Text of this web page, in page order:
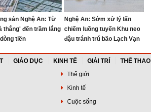
sản Nghệ An: Từ
thắng' đến trầm lắng
tiền
Nghệ An: Sớm xử lý lấn
chiếm luồng tuyến Khu neo
đậu tránh trú bão Lạch Vạn
GIÁO DỤC KINH TẾ GIẢI TRÍ THỂ THAO
Thế giới
Kinh tế
Cuộc sống